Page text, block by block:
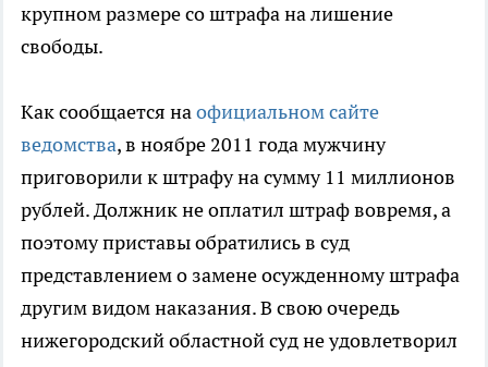
крупном размере со штрафа на лишение
свободы.
Как сообщается наофициальном сайте
ведомства, в ноябре 2011 года мужчину
приговорили к штрафу на сумму 11 миллионов
рублей. Должник не оплатил штраф вовремя, а
поэтому приставы обратились в суд
представлением о замене осужденному штрафа
другим видом наказания. В свою очередь
нижегородский областной суд не удовлетворил